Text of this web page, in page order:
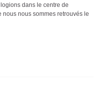
dans le centre de
nous nous sommes retrouvés le